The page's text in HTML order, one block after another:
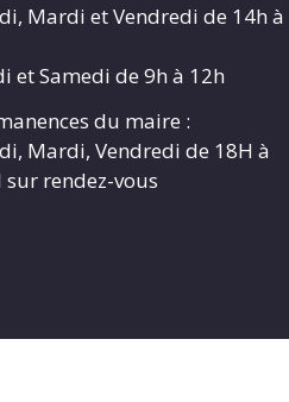
Mardi et Vendredi de 14h à
et Samedi de 9h à 12h
du maire :
Mardi, Vendredi de 18H à
sur rendez-vous